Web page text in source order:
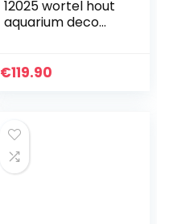
12025 wortel hout
aquarium deco
decoratie
€119.90